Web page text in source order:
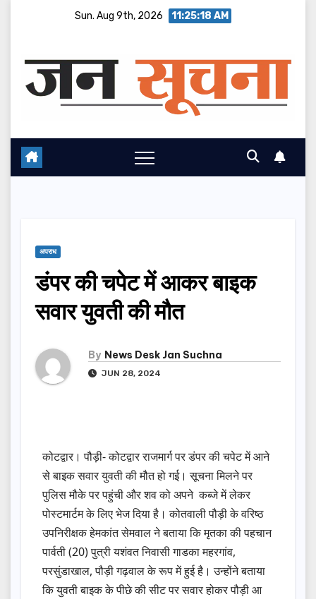
Sun. Aug 9th, 2026 11:25:19 AM
अपराध
डंपर की चपेट में आकर बाइक
सवार युवती की मौत
By News Desk Jan Suchna
JUN 28, 2024
कोटद्वार। पौड़ी- कोटद्वार राजमार्ग पर डंपर की चपेट में आने
से बाइक सवार युवती की मौत हो गई। सूचना मिलने पर
पुलिस मौके पर पहुंची और शव को अपने कब्जे में लेकर
पोस्टमार्टम के लिए भेज दिया है। कोतवाली पौड़ी के वरिष्ठ
उपनिरीक्षक हेमकांत सेमवाल ने बताया कि मृतका की पहचान
पार्वती (20) पुत्री यशंवत निवासी गाडका महरगांव,
परसुंडाखाल, पौड़ी गढ़वाल के रूप में हुई है। उन्होंने बताया
कि युवती बाइक के पीछे की सीट पर सवार होकर पौड़ी आ